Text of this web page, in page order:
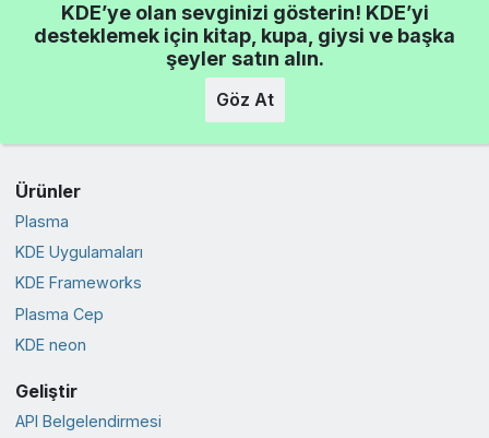
KDE’ye olan sevginizi gösterin! KDE’yi
desteklemek için kitap, kupa, giysi ve başka
şeyler satın alın.
Göz At
Ürünler
Plasma
KDE Uygulamaları
KDE Frameworks
Plasma Cep
KDE neon
Geliştir
API Belgelendirmesi